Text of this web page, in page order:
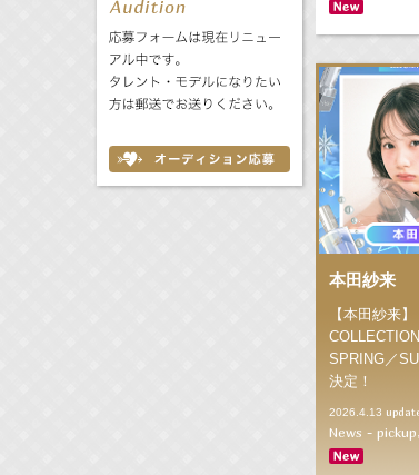
本田紗来
【本田紗来
SPRING／
決定！
2026.4.13
News -